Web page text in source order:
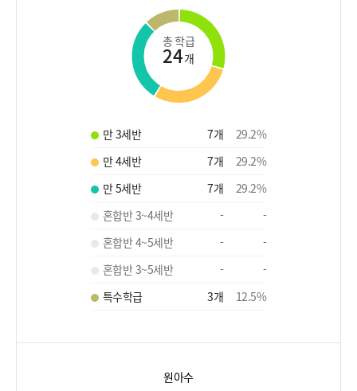
총 학급
24개
만 3세반 7개 29.2%
만 4세반
7개 29.2%
만 5세반
7개 29.2%
혼합반 3~4세반
-
-
혼합반 4~5세반
-
-
혼합반 3~5세반
-
-
특수학급
3개 12.5%
원아수